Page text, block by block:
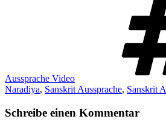
Aussprache Video
Naradiya, Sanskrit Aussprache, Sanskrit
Schreibe einen Kommentar